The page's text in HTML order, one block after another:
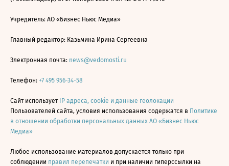
Учредитель: АО «Бизнес Ньюс Медиа»
Главный редактор: Казьмина Ирина Сергеевна
Электронная почта: news@vedomosti.ru
Телефон: +7 495 956-34-58
Сайт использует IP адреса, cookie и данные геолокации
Пользователей сайта, условия использования содержатся в Политике
в отношении обработки персональных данных АО «Бизнес Ньюс
Медиа»
Любое использование материалов допускается только при
соблюдении правил перепечатки и при наличии гиперссылки на